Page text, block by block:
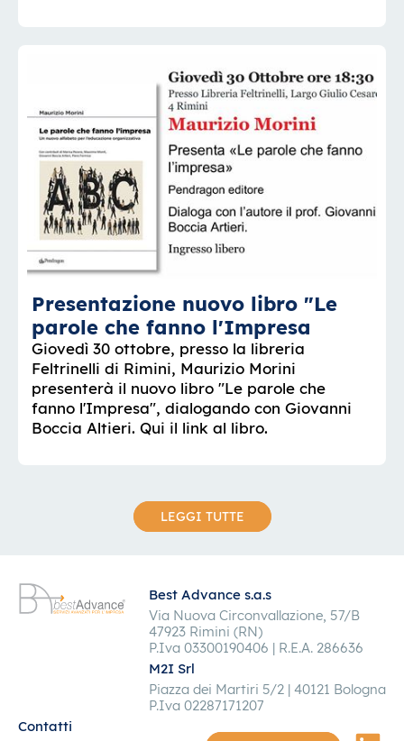
Presentazione nuovo libro "Le
parole che fanno l'Impresa
Giovedì 30 ottobre, presso la libreria
Feltrinelli di Rimini, Maurizio Morini
presenterà il nuovo libro "Le parole che
fanno l'Impresa", dialogando con Giovanni
Boccia Altieri. Qui il link al libro.
LEGGI TUTTE
Best Advance s.a.s
Via Nuova Circonvallazione, 57/B
47923 Rimini (RN)
P.Iva 03300190406 | R.E.A. 286636
M2I Srl
Piazza dei Martiri 5/2 | 40121 Bologna
P.Iva 02287171207
Contatti